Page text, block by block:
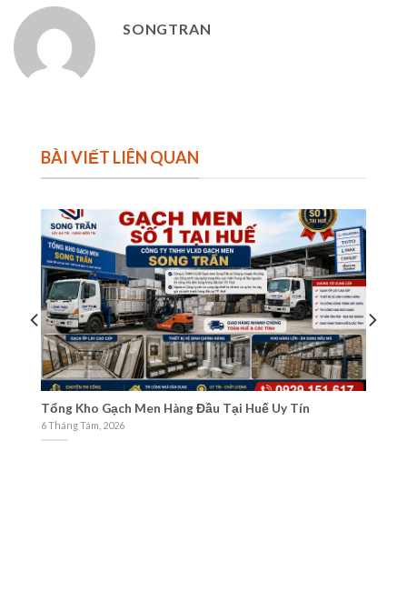
SONGTRAN
BÀI VIẾT LIÊN QUAN
Tổng Kho Gạch Men Hàng Đầu Tại Huế Uy Tín
6 Tháng Tám, 2026